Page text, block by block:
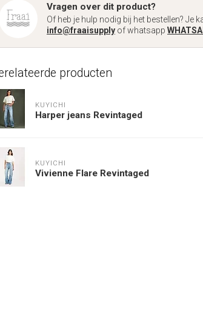
Vragen over dit product?
Of heb je hulp nodig bij het bestellen? Je
info@fraaisupply of whatsapp
producten
KUYICHI
Harper jeans Revintaged
KUYICHI
Vivienne Flare Revintaged